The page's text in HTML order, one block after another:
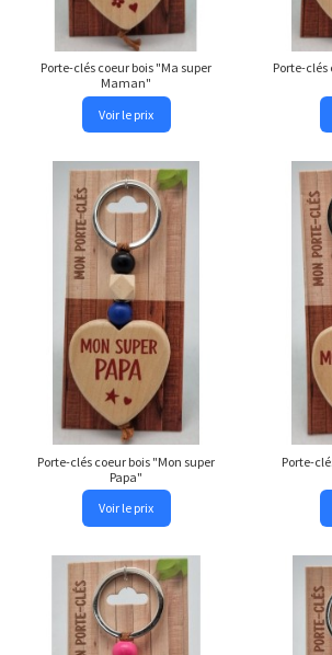
Porte-clés coeur bois "Ma super
Maman"
Voir le prix
Porte-
Porte-clés coeur bois "Mon super
Papa"
Voir le prix
Porte-